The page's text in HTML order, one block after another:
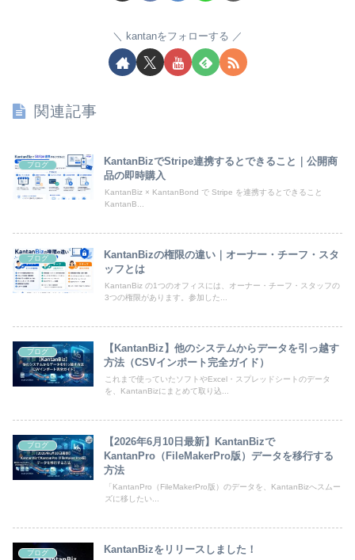
kantanをフォローする
関連記事
ブログ
KantanBizでStripe連携するとできること｜公開商
品の即時購入
KantanBiz × KantanBond で Stripe を連携するとできること
KantanB...
ブログ
KantanBizの権限の違い｜オーナー・チーフ・スタ
ッフとは
KantanBiz の1つのオフィスには、オーナー・チーフ・スタッフの
3つの権限があります。参加した...
ブログ
【KantanBiz】他のシステムからデータを引っ越す
方法（CSVインポート完全ガイド）
これまで使っていたソフトやExcel・スプレッドシートのデータ
を、KantanBizにまとめて取り込...
ブログ
【2026年6月10日最新】KantanBizで
KantanPro（FileMakerPro版）データを移行する
方法
「KantanPro（FileMakerPro版）のデータを、KantanBizへスムー
ズに移したい...
ブログ KantanBizをリリースしました！